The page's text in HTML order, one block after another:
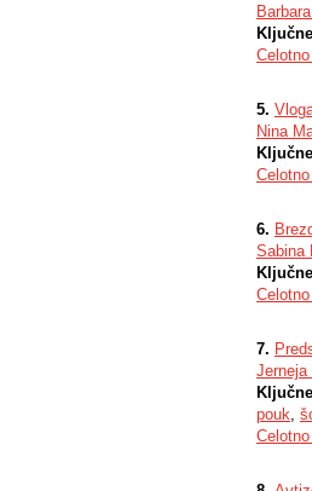
5.
Nina
6.
Sabina
7.
Jerneja
pouk,